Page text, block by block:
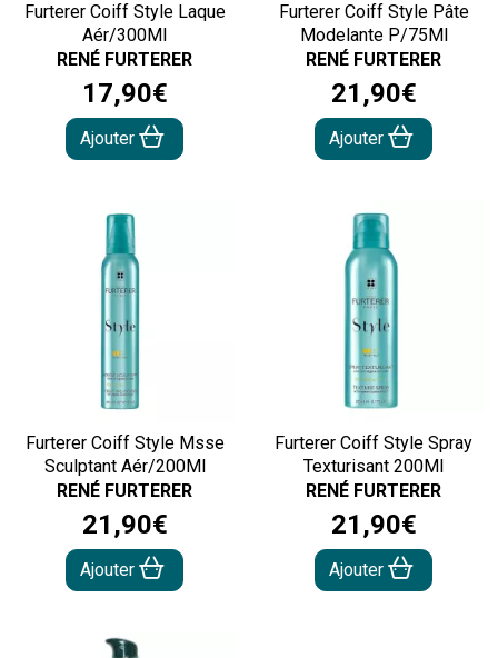
Furterer Coiff Style Laque
Aér/300Ml
RENÉ FURTERER
17,90€
Ajouter
Furterer Coiff Style Pâte
Modelante P/75Ml
RENÉ FURTERER
21 ,90€
Ajouter
Furterer Coiff Style Msse
Sculptant Aér/200Ml
RENÉ FURTERER
21 ,90€
Ajouter
Furterer Coiff Style Spray
Texturisant 200Ml
RENÉ FURTERER
21 ,90€
Ajouter